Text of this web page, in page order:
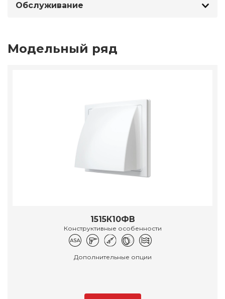
Обслуживание
Модельный ряд
1515К10ФВ
Конструктивные особенности
Дополнительные опции